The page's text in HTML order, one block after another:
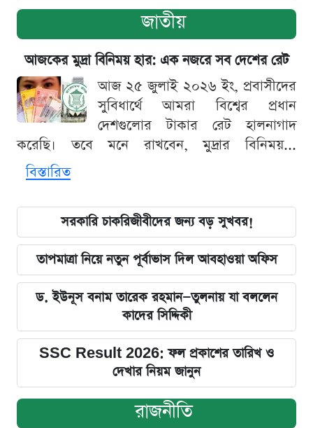
জাতীয়
আজকের মুদ্রা বিনিময় হার: এক নজরে সব দেশের রেট
আজ ২৫ জুলাই ২০২৬ ইং, প্রবাসীদের
সুবিধার্থে আমরা বিশ্বের প্রধান
দেশগুলোর টাকার রেট হালনাগাদ
করেছি। তবে মনে রাখবেন, মুদ্রার বিনিময়...
বিস্তারিত
সরকারি চাকরিজীবীদের জন্য বড় সুখবর!
তাপমাত্রা নিয়ে নতুন পূর্বাভাস দিল আবহাওয়া অফিস
ড. ইউনূস বনাম তারেক রহমান—তুলনায় যা বললেন
কাদের সিদ্দিকী
SSC Result 2026: ফল প্রকাশের তারিখ ও
দেখার নিয়ম জানুন
রাজনীতি